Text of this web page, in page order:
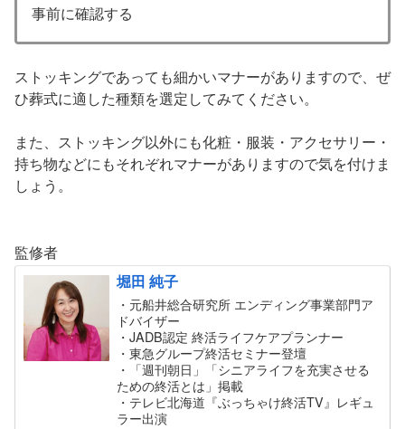
事前に確認する
ストッキングであっても細かいマナーがありますので、ぜ
ひ葬式に適した種類を選定してみてください。
また、ストッキング以外にも化粧・服装・アクセサリー・
持ち物などにもそれぞれマナーがありますので気を付けま
しょう。
監修者
堀田 純子
・元船井総合研究所 エンディング事業部門ア
ドバイザー
・JADB認定 終活ライフケアプランナー
・東急グループ終活セミナー登壇
・「週刊朝日」「シニアライフを充実させる
ための終活とは」掲載
・テレビ北海道『ぶっちゃけ終活TV』レギュ
ラー出演